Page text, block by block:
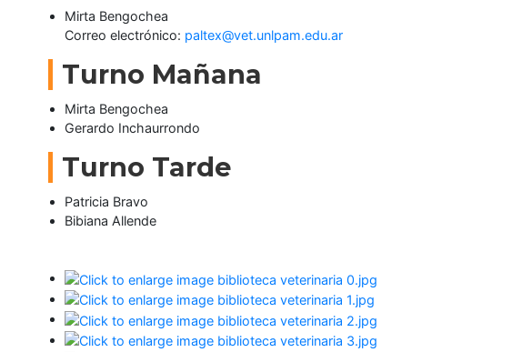
Mirta Bengochea
Correo electrónico: paltex@vet.unlpam.edu.ar
Turno Mañana
Mirta Bengochea
Gerardo Inchaurrondo
Turno Tarde
Patricia Bravo
Bibiana Allende